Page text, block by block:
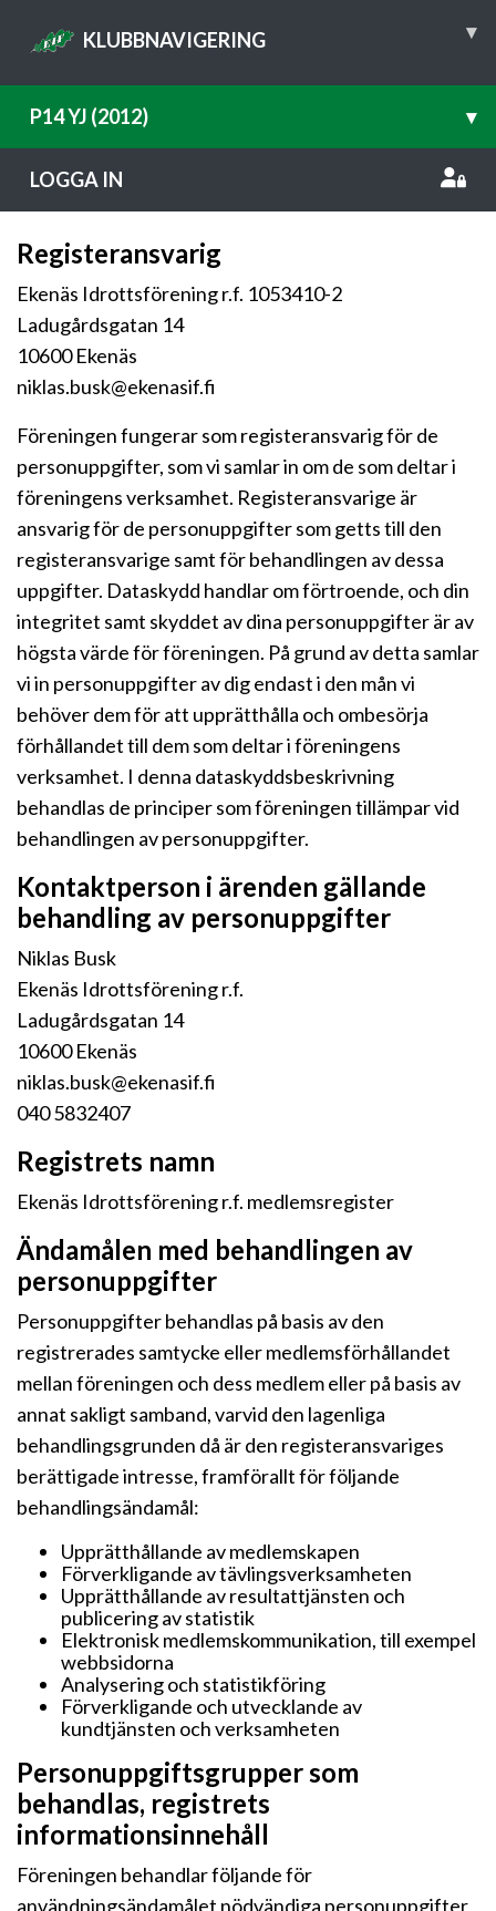
KLUBBNAVIGERING ▾
P14 YJ (2012) ▾
LOGGA IN
Registeransvarig
Ekenäs Idrottsförening r.f. 1053410-2
Ladugårdsgatan 14
10600 Ekenäs
niklas.busk@ekenasif.fi
Föreningen fungerar som registeransvarig för de
personuppgifter, som vi samlar in om de som deltar i
föreningens verksamhet. Registeransvarige är
ansvarig för de personuppgifter som getts till den
registeransvarige samt för behandlingen av dessa
uppgifter. Dataskydd handlar om förtroende, och din
integritet samt skyddet av dina personuppgifter är av
högsta värde för föreningen. På grund av detta samlar
vi in personuppgifter av dig endast i den mån vi
behöver dem för att upprätthålla och ombesörja
förhållandet till dem som deltar i föreningens
verksamhet. I denna dataskyddsbeskrivning
behandlas de principer som föreningen tillämpar vid
behandlingen av personuppgifter.
Kontaktperson i ärenden gällande
behandling av personuppgifter
Niklas Busk
Ekenäs Idrottsförening r.f.
Ladugårdsgatan 14
10600 Ekenäs
niklas.busk@ekenasif.fi
040 5832407
Registrets namn
Ekenäs Idrottsförening r.f. medlemsregister
Ändamålen med behandlingen av
personuppgifter
Personuppgifter behandlas på basis av den
registrerades samtycke eller medlemsförhållandet
mellan föreningen och dess medlem eller på basis av
annat sakligt samband, varvid den lagenliga
behandlingsgrunden då är den registeransvariges
berättigade intresse, framförallt för följande
behandlingsändamål:
Upprätthållande av medlemskapen
Förverkligande av tävlingsverksamheten
Upprätthållande av resultattjänsten och
publicering av statistik
Elektronisk medlemskommunikation, till exempel
webbsidorna
Analysering och statistikföring
Förverkligande och utvecklande av
kundtjänsten och verksamheten
Personuppgiftsgrupper som
behandlas, registrets
informationsinnehåll
Föreningen behandlar följande för
användningsändamålet nödvändiga personuppgifter